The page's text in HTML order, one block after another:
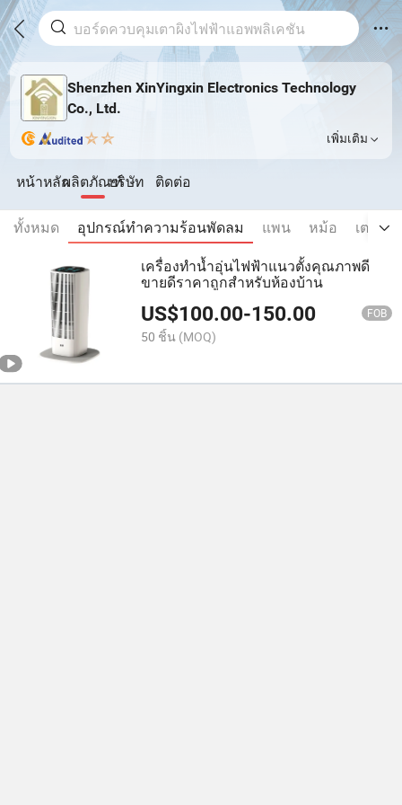
Shenzhen XinYingxin Electronics Technology
Co., Ltd.
เพิ่มเติม
หน้าหลักผลิตภัณฑ์บริษัท ติดต่อ
ทั้งหมด อุปกรณ์ทำความร้อนพัดลม แพน หม้อ
เตาผิง
เครื่องทำน้ำอุ่นไฟฟ้าแนวตั้งคุณภาพดี
ขายดีราคาถูกสำหรับห้องบ้าน
US$100.00-150.00 FOB
50 ชิ้น (MOQ)